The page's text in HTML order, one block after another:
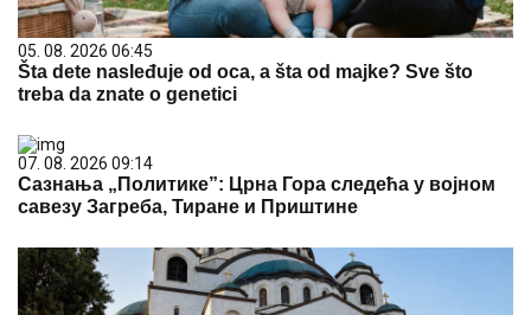
05. 08. 2026 06:45
Šta dete nasleđuje od oca, a šta od majke? Sve što
treba da znate o genetici
07. 08. 2026 09:14
Сазнања „Политике”: Црна Гора следећа у војном
савезу Загреба, Тиране и Приштине